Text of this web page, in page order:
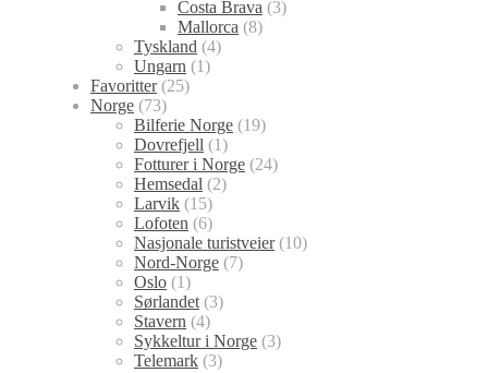
Costa Brava (3)
Mallorca (8)
Tyskland (4)
Ungarn (1)
Favoritter(25)
Norge (73)
Bilferie Norge (19)
Dovrefjell (1)
Fotturer i Norge (24)
Hemsedal (2)
Larvik (15)
Lofoten (6)
Nasjonale turistveier(10)
Nord-Norge (7)
Oslo (1)
Sørlandet (3)
Stavern (4)
Sykkeltur i Norge (3)
Telemark (3)